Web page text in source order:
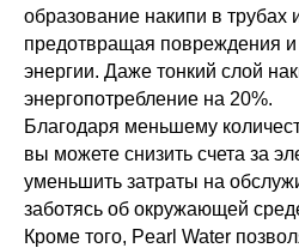
образование накипи в трубах
предотвращая повреждения
энергии. Даже тонкий слой
энергопотребление на 20%.
Благодаря меньшему
вы можете снизить счета за
уменьшить затраты на
заботясь об окружающей
Кроме того, Pearl Water